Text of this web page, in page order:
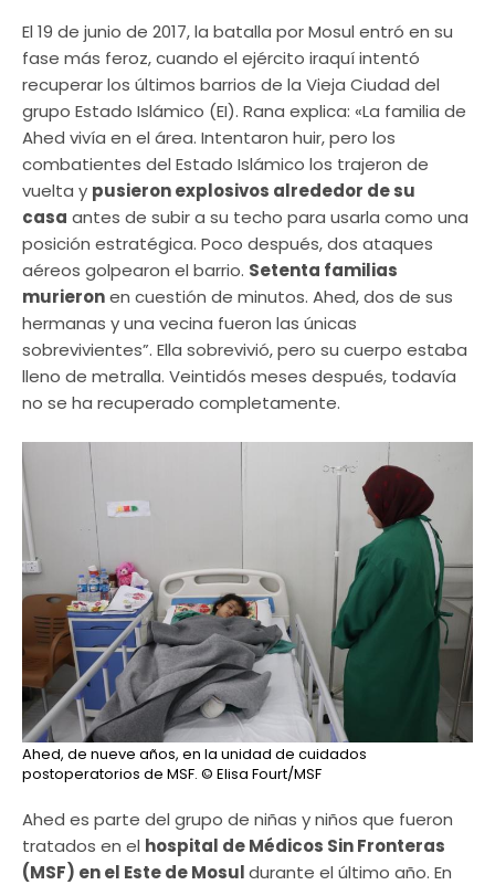
El 19 de junio de 2017, la batalla por Mosul entró en su
fase más feroz, cuando el ejército iraquí intentó
recuperar los últimos barrios de la Vieja Ciudad del
grupo Estado Islámico (EI). Rana explica: «La familia de
Ahed vivía en el área. Intentaron huir, pero los
combatientes del Estado Islámico los trajeron de
vuelta y pusieron explosivos alrededor de su
casa antes de subir a su techo para usarla como una
posición estratégica. Poco después, dos ataques
aéreos golpearon el barrio. Setenta familias
murieronen cuestión de minutos. Ahed, dos de sus
hermanas y una vecina fueron las únicas
sobrevivientes”. Ella sobrevivió, pero su cuerpo estaba
lleno de metralla. Veintidós meses después, todavía
no se ha recuperado completamente.
Ahed, de nueve años, en la unidad de cuidados
postoperatorios de MSF. © Elisa Fourt/MSF
Ahed es parte del grupo de niñas y niños que fueron
tratados en el hospital de Médicos Sin Fronteras
(MSF) en el Este de Mosuldurante el último año. En